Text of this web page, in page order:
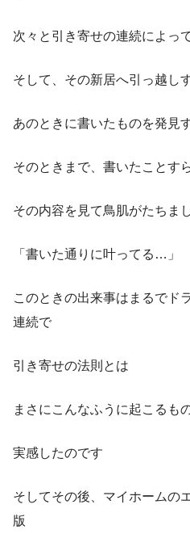
次々と引き寄せの連続によっ
そして、その新居へ引っ越し
あのときに書いたものを発見
そのときまで、書いたことす
その内容を見て鳥肌がたちま
「書いた通りに叶ってる…」
このときの出来事はまるでド
連続で
引き寄せの法則とは
まさにこんなふうに起こるも
実感したのです
そしてその後、マイホームの
版